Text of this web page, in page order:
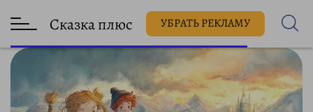
Сказка плюс УБРАТЬ РЕКЛАМУ